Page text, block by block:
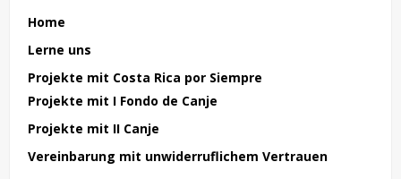
Home
Lerne uns
Projekte mit Costa Rica por Siempre
Projekte mit I Fondo de Canje
Projekte mit II Canje
Vereinbarung mit unwiderruflichem Vertrauen